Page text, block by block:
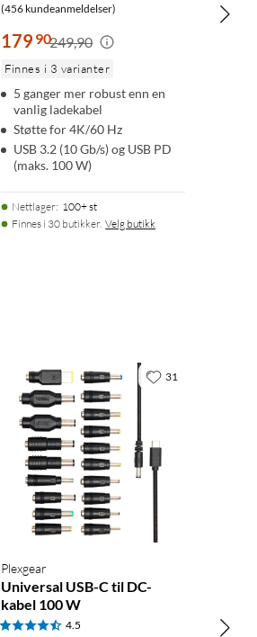
(456 kundeanmeldelser)
179 90249,90
Finnes i 3 varianter
5 ganger mer robust enn en
vanlig ladekabel
Støtte for 4K/60 Hz
USB 3.2 (10 Gb/s) og USB PD
(maks. 100 W)
Nettlager: 100+ st
Finnes i 30 butikker. Velg butikk
Plexgear
Universal USB-C til DC-
kabel 100 W
4.5
31